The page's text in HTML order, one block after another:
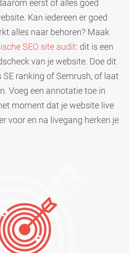
eerst of alles goed
Kan iedereen er goed
alles naar behoren? Maak
SEO site audit: dit is een
van je website. Doe dit
ranking of Semrush, of laat
Voeg een annotatie toe in
moment dat je website live
voor en na livegang herken je